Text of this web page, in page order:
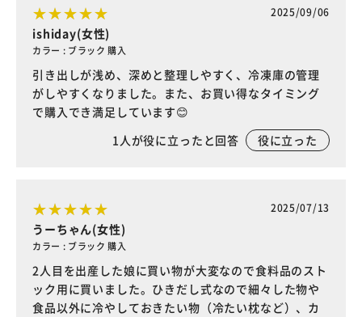
2025/09/06
ishiday(女性)
カラー : ブラック 購入
引き出しが浅め、深めと整理しやすく、冷凍庫の管理
がしやすくなりました。また、お買い得なタイミング
で購入でき満足しています😊
1人が役に立ったと回答 役に立った
2025/07/13
うーちゃん(女性)
カラー : ブラック 購入
2人目を出産した娘に買い物が大変なので食料品のスト
ック用に買いました。ひきだし式なので細々した物や
食品以外に冷やしておきたい物（冷たい枕など）、カ